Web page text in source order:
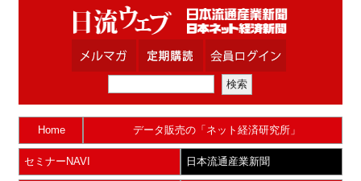
Home データ販売の「ネット経済研究所」
セミナーNAVI 日本流通産業新聞